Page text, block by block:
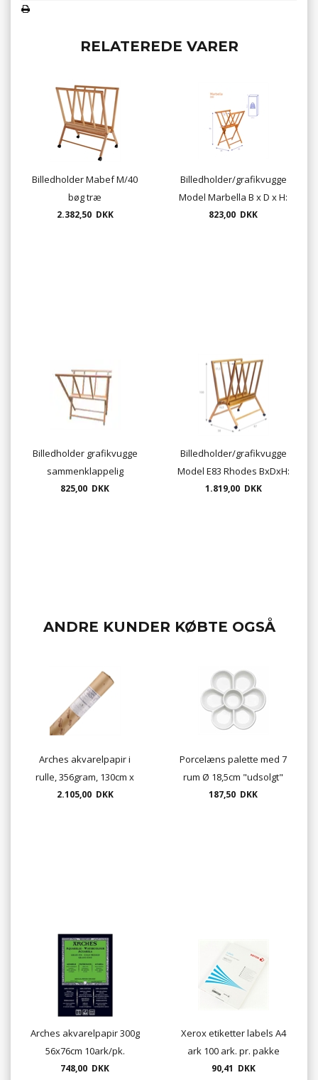
RELATEREDE VARER
Billedholder Mabef M/40
bøg træ
2.382,50 DKK
Billedholder/grafikvugge
Model Marbella B x D x H:
55x36x85 cm
823,00 DKK
Billedholder grafikvugge
sammenklappelig
ubehandlet bøgetræ
825,00 DKK
Billedholder/grafikvugge
Model E83 Rhodes BxDxH:
87x58x100 cm
1.819,00 DKK
ANDRE KUNDER KØBTE OGSÅ
Arches akvarelpapir i
rulle, 356gram, 130cm x
9,14 m - rough/cold/hot
2.105,00 DKK
Porcelæns palette med 7
rum Ø 18,5cm "udsolgt"
187,50 DKK
Arches akvarelpapir 300g
56x76cm 10ark/pk.
748,00 DKK
Xerox etiketter labels A4
ark 100 ark. pr. pakke
90,41 DKK